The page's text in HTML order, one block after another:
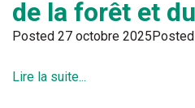
de la forêt et
Posted 27 octobre 2025
Lire la suite...